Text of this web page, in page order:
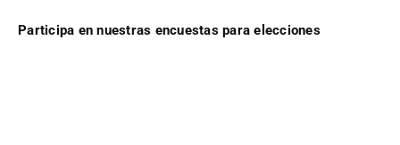
Participa en nuestras encuestas para elecciones